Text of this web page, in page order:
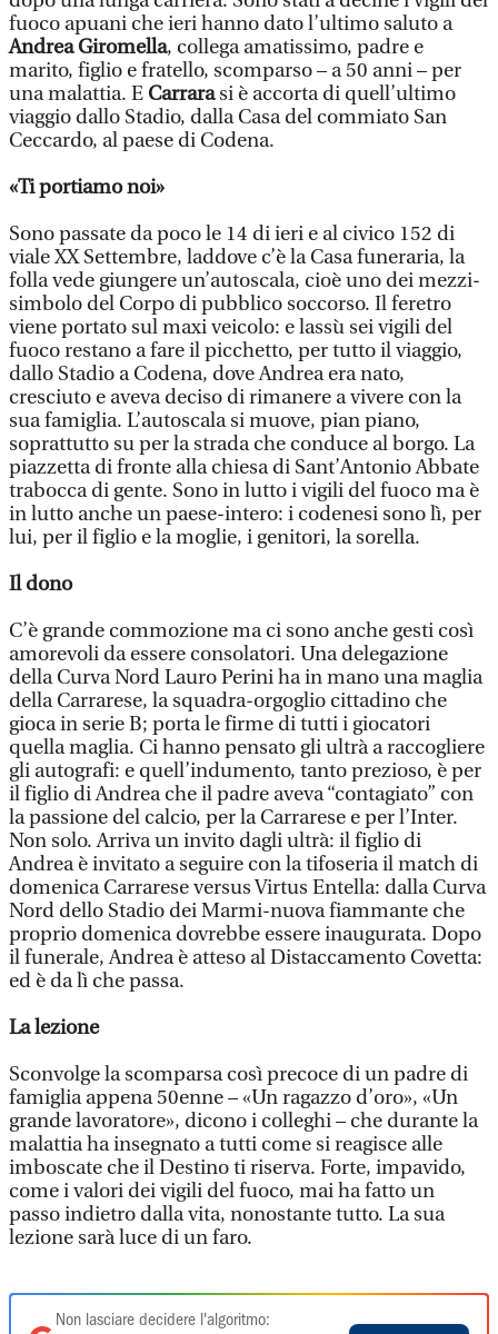
fuoco apuani che ieri hanno dato l’ultimo saluto a
Andrea Giromella, collega amatissimo, padre e
marito, figlio e fratello, scomparso – a 50 anni – per
una malattia. E Carrarasi è accorta di quell’ultimo
viaggio dallo Stadio, dalla Casa del commiato San
Ceccardo, al paese di Codena.
«Ti portiamo noi»
Sono passate da poco le 14 di ieri e al civico 152 di
viale XX Settembre, laddove c’è la Casa funeraria, la
folla vede giungere un’autoscala, cioè uno dei mezzi-
simbolo del Corpo di pubblico soccorso. Il feretro
viene portato sul maxi veicolo: e lassù sei vigili del
fuoco restano a fare il picchetto, per tutto il viaggio,
dallo Stadio a Codena, dove Andrea era nato,
cresciuto e aveva deciso di rimanere a vivere con la
sua famiglia. L’autoscala si muove, pian piano,
soprattutto su per la strada che conduce al borgo. La
piazzetta di fronte alla chiesa di Sant’Antonio Abbate
trabocca di gente. Sono in lutto i vigili del fuoco ma è
in lutto anche un paese-intero: i codenesi sono lì, per
lui, per il figlio e la moglie, i genitori, la sorella.
Il dono
C’è grande commozione ma ci sono anche gesti così
amorevoli da essere consolatori. Una delegazione
della Curva Nord Lauro Perini ha in mano una maglia
della Carrarese, la squadra-orgoglio cittadino che
gioca in serie B; porta le firme di tutti i giocatori
quella maglia. Ci hanno pensato gli ultrà a raccogliere
gli autografi: e quell’indumento, tanto prezioso, è per
il figlio di Andrea che il padre aveva “contagiato” con
la passione del calcio, per la Carrarese e per l’Inter.
Non solo. Arriva un invito dagli ultrà: il figlio di
Andrea è invitato a seguire con la tifoseria il match di
domenica Carrarese versus Virtus Entella: dalla Curva
Nord dello Stadio dei Marmi-nuova fiammante che
proprio domenica dovrebbe essere inaugurata. Dopo
il funerale, Andrea è atteso al Distaccamento Covetta:
ed è da lì che passa.
La lezione
Sconvolge la scomparsa così precoce di un padre di
famiglia appena 50enne – «Un ragazzo d’oro», «Un
grande lavoratore», dicono i colleghi – che durante la
malattia ha insegnato a tutti come si reagisce alle
imboscate che il Destino ti riserva. Forte, impavido,
come i valori dei vigili del fuoco, mai ha fatto un
passo indietro dalla vita, nonostante tutto. La sua
lezione sarà luce di un faro.
Non lasciare decidere l'algoritmo: